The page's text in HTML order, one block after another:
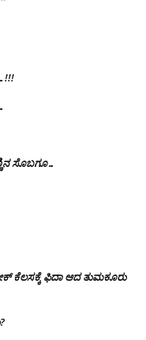
ಸೊಬಗೂ…
ಕೆಲಸಕ್ಕೆ ಫಿದಾ ಆದ ತುಮಕೂರು